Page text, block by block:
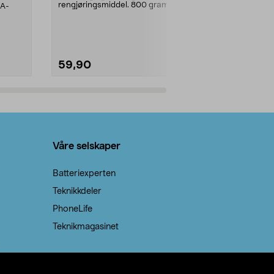
rengjøringsmiddel. 800 gram
59,90
Våre selskaper
Batteriexperten
Teknikkdeler
PhoneLife
Teknikmagasinet